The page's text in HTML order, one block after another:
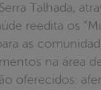
reedita os
as
na área
oferecidos: